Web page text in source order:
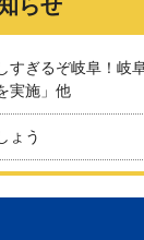
らせ
すぎるぞ岐阜！岐
実施」他
ょう